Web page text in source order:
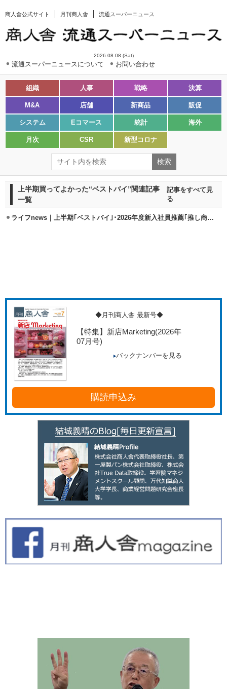
商人舎公式サイト 月刊商人舎 流通スーパーニュース
2026.08.08 (Sat)
流通スーパーニュースについて お問い合わせ
組織 人事 戦略 決算
M&A 店舗 新商品 販促
システム Eコマース 統計 海外
月次 CSR 新型コロナ
上半期買ってよかった“ベストバイ”関連記事
一覧
記事をすべて見
る
ライフnews｜上半期｢ベストバイ｣･2026年度新入社員推薦｢推し商品｣紹介
◆月刊商人舎 最新号◆
【特集】新店Marketing(2026年
07月号)
バックナンバーを見る
購読申込み